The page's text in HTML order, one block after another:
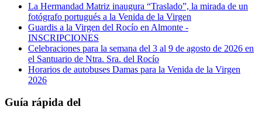
La Hermandad Matriz inaugura “Traslado”, la mirada de un
fotógrafo portugués a la Venida de la Virgen
Guardis a la Virgen del Rocío en Almonte -
INSCRIPCIONES
Celebraciones para la semana del 3 al 9 de agosto de 2026 en
el Santuario de Ntra. Sra. del Rocío
Horarios de autobuses Damas para la Venida de la Virgen
2026
Guía rápida del